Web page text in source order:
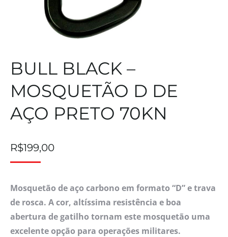
BULL BLACK –
MOSQUETÃO D DE
AÇO PRETO 70KN
R$199,00
Mosquetão de aço carbono em formato “D” e trava
de rosca. A cor, altíssima resistência e boa
abertura de gatilho tornam este mosquetão uma
excelente opção para operações militares.